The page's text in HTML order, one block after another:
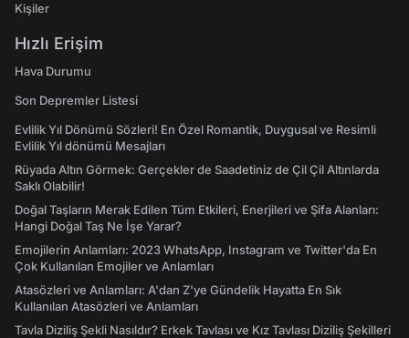
Kişiler
Hızlı Erişim
Hava Durumu
Son Depremler Listesi
Evlilik Yıl Dönümü Sözleri! En Özel Romantik, Duygusal ve Resimli
Evlilik Yıl dönümü Mesajları
Rüyada Altın Görmek: Gerçekler de Saadetiniz de Çil Çil Altınlarda
Saklı Olabilir!
Doğal Taşların Merak Edilen Tüm Etkileri, Enerjileri ve Şifa Alanları:
Hangi Doğal Taş Ne İşe Yarar?
Emojilerin Anlamları: 2023 WhatsApp, Instagram ve Twitter'da En
Çok Kullanılan Emojiler ve Anlamları
Atasözleri ve Anlamları: A'dan Z'ye Gündelik Hayatta En Sık
Kullanılan Atasözleri ve Anlamları
Tavla Diziliş Şekli Nasıldır? Erkek Tavlası ve Kız Tavlası Diziliş Şekilleri